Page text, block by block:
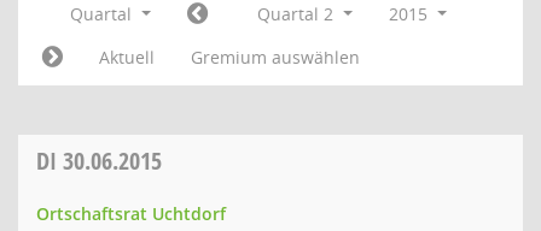
Quartal Quartal 2
2015
Aktuell
Gremium auswählen
DI 30.06.2015
Ortschaftsrat Uchtdorf